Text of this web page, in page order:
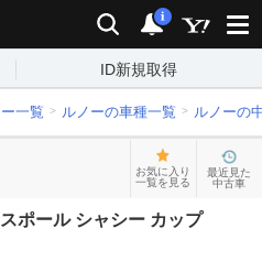
検索 通知
i
ID新規取得
一覧 ルノーの車種一覧 ルノーの
お気に入り
一覧を見る
最近見た
中古車
ポール シャシー カップ